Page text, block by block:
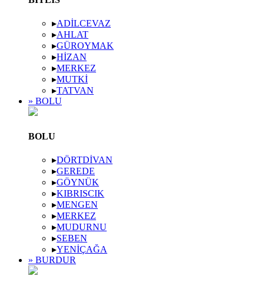
▸ADILCEVAZ
▸AHLAT
▸GÜROYMAK
▸HIZAN
▸MERKEZ
▸MUTKI
▸TATVAN
» BOLU
BOLU
▸DÖRTDIVAN
▸GEREDE
▸GÖYNÜK
▸KIBRISCIK
▸MENGEN
▸MERKEZ
▸MUDURNU
▸SEBEN
▸YENIÇAĞA
» BURDUR